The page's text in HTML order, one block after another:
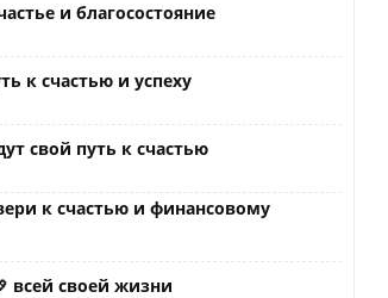
и благосостояние
к счастью и успеху
свой путь к счастью
к счастью и финансовому
всей своей жизни